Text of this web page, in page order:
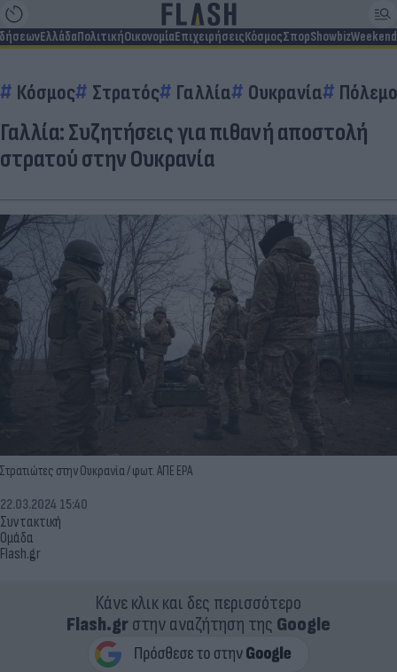
ΕλλάδαΠολιτικήΟικονομίαΕπιχειρήσειςΚόσμοςΣπορShowbizWeekend
Κόσμος Στρατός Γαλλία Ουκρανία
Γαλλία: Συζητήσεις για πιθανή αποστολή
στρατού στην Ουκρανία
Στρατιώτες στην Ουκρανία / φωτ. ΑΠΕ ΕΡΑ
Συντακτική
Ομάδα
Flash.gr
22.03.2024 15:40
Κάνε κλικ και δες περισσότερο
Flash.grστην αναζήτηση της Google